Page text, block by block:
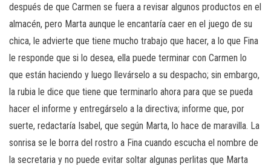
después de que Carmen se fuera a revisar algunos productos en el
almacén, pero Marta aunque le encantaría caer en el juego de su
chica, le advierte que tiene mucho trabajo que hacer, a lo que Fina
le responde que si lo desea, ella puede terminar con Carmen lo
que están haciendo y luego llevárselo a su despacho; sin embargo,
la rubia le dice que tiene que terminarlo ahora para que se pueda
hacer el informe y entregárselo a la directiva; informe que, por
suerte, redactaría Isabel, que según Marta, lo hace de maravilla. La
sonrisa se le borra del rostro a Fina cuando escucha el nombre de
la secretaria y no puede evitar soltar algunas perlitas que Marta